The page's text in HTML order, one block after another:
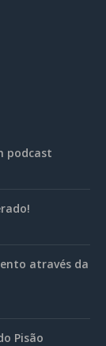
podcast
através da
Pisão